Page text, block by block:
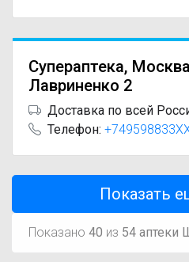
Супераптека, Москва
Лавриненко 2
Доставка по всей
Телефон:
Показать
Показано 40 из 54 аптеки